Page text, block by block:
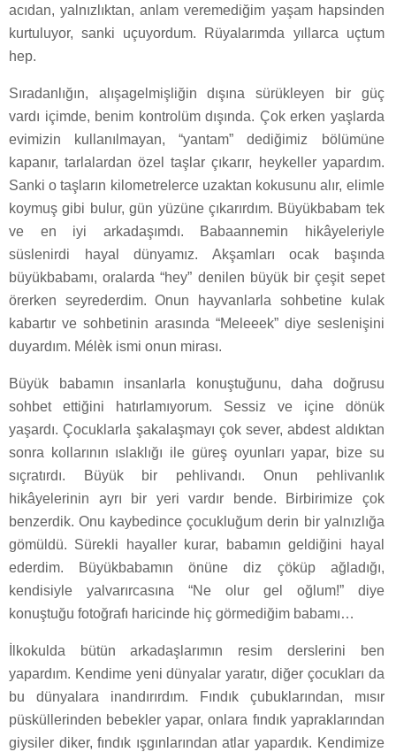
acıdan, yalnızlıktan, anlam veremediğim yaşam hapsinden
kurtuluyor, sanki uçuyordum. Rüyalarımda yıllarca uçtum
hep.
Sıradanlığın, alışagelmişliğin dışına sürükleyen bir güç
vardı içimde, benim kontrolüm dışında. Çok erken yaşlarda
evimizin kullanılmayan, “yantam” dediğimiz bölümüne
kapanır, tarlalardan özel taşlar çıkarır, heykeller yapardım.
Sanki o taşların kilometrelerce uzaktan kokusunu alır, elimle
koymuş gibi bulur, gün yüzüne çıkarırdım. Büyükbabam tek
ve en iyi arkadaşımdı. Babaannemin hikâyeleriyle
süslenirdi hayal dünyamız. Akşamları ocak başında
büyükbabamı, oralarda “hey” denilen büyük bir çeşit sepet
örerken seyrederdim. Onun hayvanlarla sohbetine kulak
kabartır ve sohbetinin arasında “Meleeek” diye seslenişini
duyardım. Mélèk ismi onun mirası.
Büyük babamın insanlarla konuştuğunu, daha doğrusu
sohbet ettiğini hatırlamıyorum. Sessiz ve içine dönük
yaşardı. Çocuklarla şakalaşmayı çok sever, abdest aldıktan
sonra kollarının ıslaklığı ile güreş oyunları yapar, bize su
sıçratırdı. Büyük bir pehlivandı. Onun pehlivanlık
hikâyelerinin ayrı bir yeri vardır bende. Birbirimize çok
benzerdik. Onu kaybedince çocukluğum derin bir yalnızlığa
gömüldü. Sürekli hayaller kurar, babamın geldiğini hayal
ederdim. Büyükbabamın önüne diz çöküp ağladığı,
kendisiyle yalvarırcasına “Ne olur gel oğlum!” diye
konuştuğu fotoğrafı haricinde hiç görmediğim babamı…
İlkokulda bütün arkadaşlarımın resim derslerini ben
yapardım. Kendime yeni dünyalar yaratır, diğer çocukları da
bu dünyalara inandırırdım. Fındık çubuklarından, mısır
püsküllerinden bebekler yapar, onlara fındık yapraklarından
giysiler diker, fındık ışgınlarından atlar yapardık. Kendimize